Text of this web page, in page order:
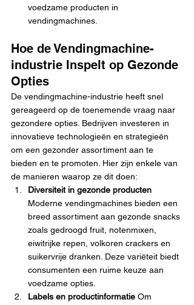
voedzame producten in
vendingmachines.
Hoe de Vendingmachine-
industrie Inspelt op Gezonde
Opties
De vendingmachine-industrie heeft snel
gereageerd op de toenemende vraag naar
gezondere opties. Bedrijven investeren in
innovatieve technologieën en strategieën
om een gezonder assortiment aan te
bieden en te promoten. Hier zijn enkele van
de manieren waarop ze dit doen:
Diversiteit in gezonde producten
Moderne vendingmachines bieden een
breed assortiment aan gezonde snacks
zoals gedroogd fruit, notenmixen,
eiwitrijke repen, volkoren crackers en
suikervrije dranken. Deze variëteit biedt
consumenten een ruime keuze aan
voedzame opties.
Labels en productinformatie Om